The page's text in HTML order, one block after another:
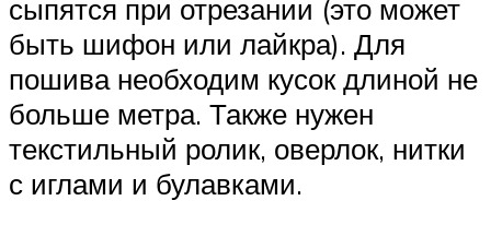
сыпятся при отрезании (это может
быть шифон или лайкра). Для
пошива необходим кусок длиной не
больше метра. Также нужен
текстильный ролик, оверлок, нитки
с иглами и булавками.